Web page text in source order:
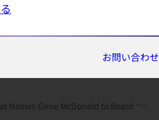
お問い合わせ
Gene McDonald to Board of Directors...